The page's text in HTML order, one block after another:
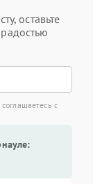
оставьте
с